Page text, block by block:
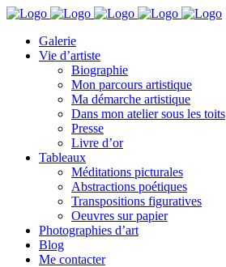
Galerie
Vie d’artiste
Biographie
Mon parcours artistique
Ma démarche artistique
Dans mon atelier sous les toits
Presse
Livre d’or
Tableaux
Méditations picturales
Abstractions poétiques
Transpositions figuratives
Oeuvres sur papier
Photographies d’art
Blog
Me contacter